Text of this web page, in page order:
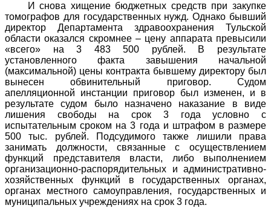
И снова хищение бюджетных средств при закупке
томографов для государственных нужд. Однако бывший
директор Департамента здравоохранения Тульской
области оказался скромнее – цену аппарата превысили
«всего» на 3 483 500 рублей. В результате
установленного факта завышения начальной
(максимальной) цены контракта бывшему директору был
вынесен обвинительный приговор. Судом
апелляционной инстанции приговор был изменен, и в
результате судом было назначено наказание в виде
лишения свободы на срок 3 года условно с
испытательным сроком на 3 года и штрафом в размере
500 тыс. рублей. Подсудимого также лишили права
занимать должности, связанные с осуществлением
функций представителя власти, либо выполнением
организационно-распорядительных и административно-
хозяйственных функций в государственных органах,
органах местного самоуправления, государственных и
муниципальных учреждениях на срок 3 года.